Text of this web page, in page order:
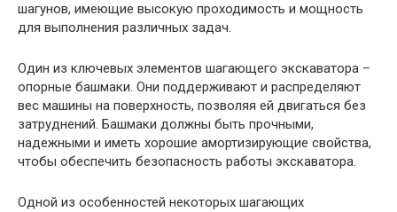
шагунов, имеющие высокую проходимость и мощность
для выполнения различных задач.
Один из ключевых элементов шагающего экскаватора –
опорные башмаки. Они поддерживают и распределяют
вес машины на поверхность, позволяя ей двигаться без
затруднений. Башмаки должны быть прочными,
надежными и иметь хорошие амортизирующие свойства,
чтобы обеспечить безопасность работы экскаватора.
Одной из особенностей некоторых шагающих